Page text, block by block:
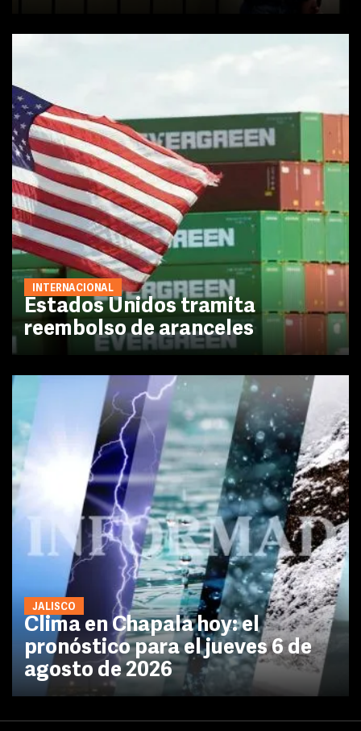
INTERNACIONAL
Estados Unidos tramita
reembolso de aranceles
JALISCO
Clima en Chapala hoy: el
pronóstico para el jueves 6 de
agosto de 2026